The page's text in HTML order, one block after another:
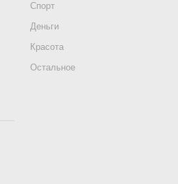
Спорт
Деньги
Красота
Остальное